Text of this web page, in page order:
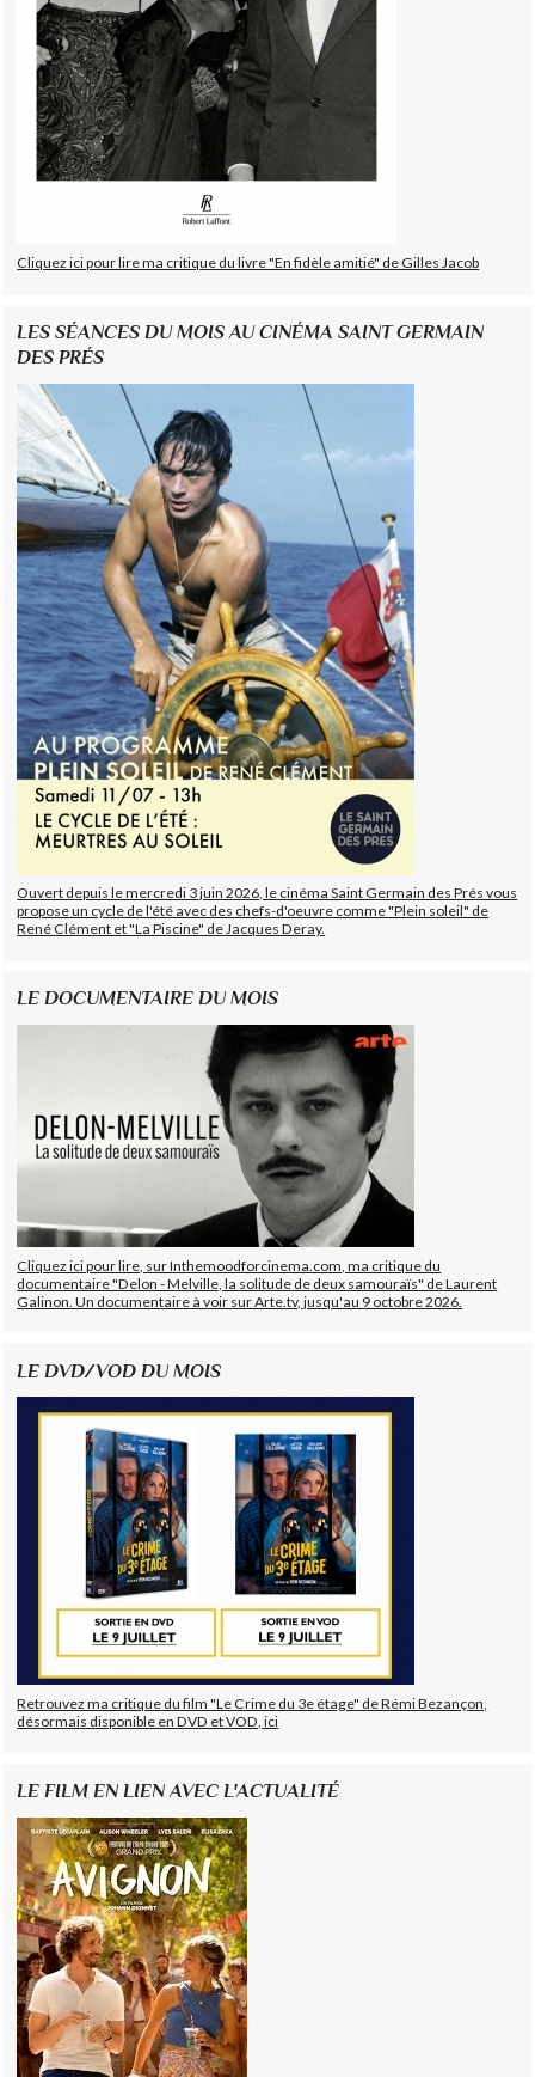
Cliquez ici pour lire ma critique du livre "En fidèle amitié" de Gilles Jacob
LES SÉANCES DU MOIS AU CINÉMA SAINT GERMAIN
DES PRÉS
Ouvert depuis le mercredi 3 juin 2026, le cinéma Saint Germain des Prés vous
propose un cycle de l'été avec des chefs-d'oeuvre comme "Plein soleil" de
René Clément et "La Piscine" de Jacques Deray.
LE DOCUMENTAIRE DU MOIS
Cliquez ici pour lire, sur Inthemoodforcinema.com, ma critique du
documentaire "Delon - Melville, la solitude de deux samouraïs" de Laurent
Galinon. Un documentaire à voir sur Arte.tv, jusqu'au 9 octobre 2026.
LE DVD/VOD DU MOIS
Retrouvez ma critique du film "Le Crime du 3e étage" de Rémi Bezançon,
désormais disponible en DVD et VOD, ici
LE FILM EN LIEN AVEC L'ACTUALITÉ